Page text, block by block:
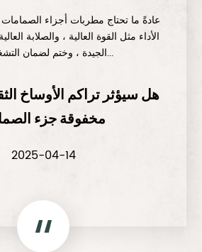
عادةً ما تحتاج مطربات أجزاء الصمامات
الأداء مثل القوة العالية ، والصلابة
الجيدة ، وختم لضمان التشغيل الع...
هل سيؤثر تراكم الأوساخ
مخفوقة جزء
2025-04-14